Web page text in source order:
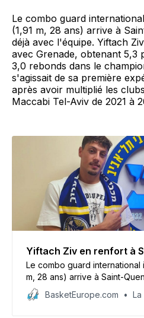
Le combo guard
(1,91 m, 28 ans) arrive à
déjà avec l'équipe. Yiftach
avec Grenade, obtenant 5,3
3,0 rebonds dans le
s'agissait de sa première
après avoir multiplié les
Maccabi Tel-Aviv de 2021 à
Yiftach Ziv en renfort à
Le combo guard international
m, 28 ans) arrive à Saint-
avec l’équipe.
BasketEurope.com